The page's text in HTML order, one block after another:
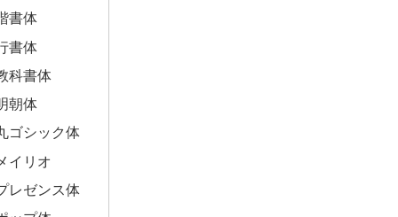
書体
書体
科書体
朝体
ゴシック体
イリオ
レゼンス体